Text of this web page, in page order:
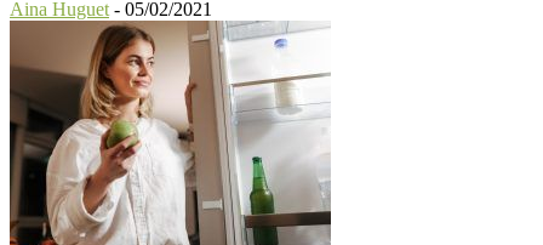
Aina Huguet - 05/02/2021